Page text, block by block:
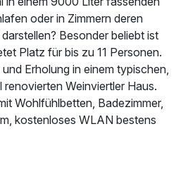
oder in Zimmern deren
Besonder beliebt ist
Platz für bis zu 11 Personen.
Erholung in einem typischen,
renovierten Weinviertler Haus.
Wohlfühlbetten, Badezimmer,
kostenloses WLAN bestens